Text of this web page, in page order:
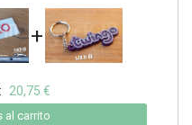
+
20,75 €
al carrito